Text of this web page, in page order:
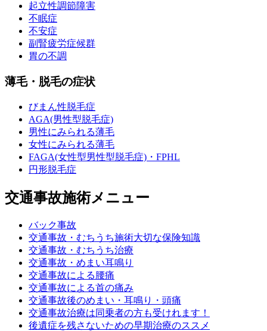
起立性調節障害
不眠症
不安症
副腎疲労症候群
胃の不調
薄毛・脱毛の症状
びまん性脱毛症
AGA(男性型脱毛症)
男性にみられる薄毛
女性にみられる薄毛
FAGA(女性型男性型脱毛症)・FPHL
円形脱毛症
交通事故施術メニュー
バック事故
交通事故・むちうち施術大切な保険知識
交通事故・むちうち治療
交通事故・めまい耳鳴り
交通事故による腰痛
交通事故による首の痛み
交通事故後のめまい・耳鳴り・頭痛
交通事故治療は同乗者の方も受けれます！
後遺症を残さないための早期治療のススメ